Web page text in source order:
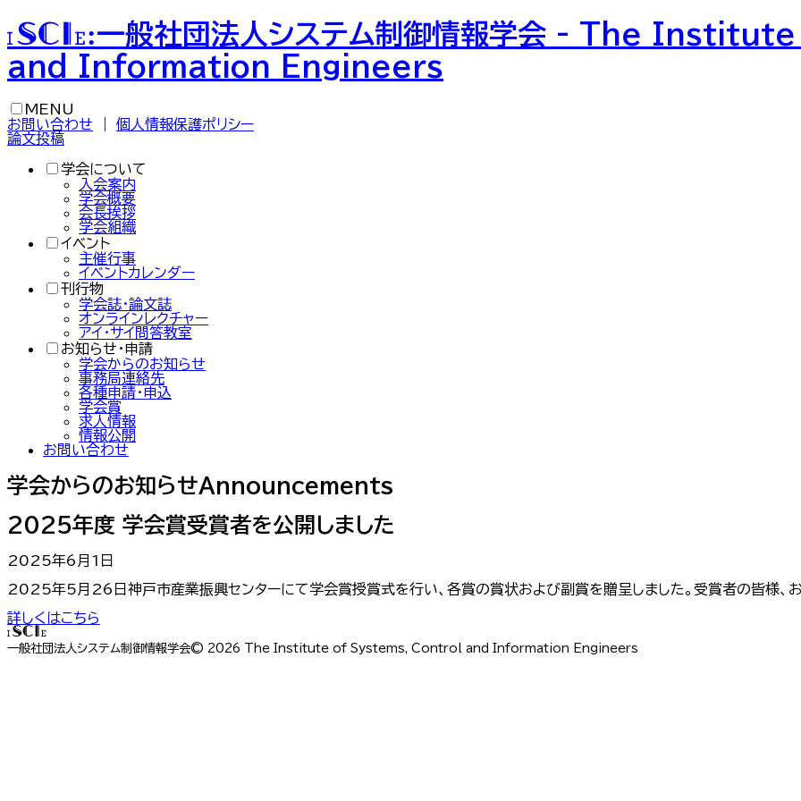
ISCIE:一般社団法人システム制御情報学会 - The Institute
and Information Engineers
MENU
お問い合わせ
個人情報保護ポリシー
論文投稿
学会について
入会案内
学会概要
会長挨拶
学会組織
イベント
主催行事
イベントカレンダー
刊行物
学会誌・論文誌
オンラインレクチャー
アイ・サイ問答教室
お知らせ・申請
学会からのお知らせ
事務局連絡先
各種申請・申込
学会賞
求人情報
情報公開
お問い合わせ
学会からのお知らせAnnouncements
2025年度 学会賞受賞者を公開しました
2025年6月1日
2025年5月26日神戸市産業振興センターにて学会賞授賞式を行い、各賞の賞状および副賞を贈呈しました。受賞者の皆様、お
詳しくはこちら
ISCIE
一般社団法人システム制御情報学会© 2026 The Institute of Systems, Control and Information Engineers